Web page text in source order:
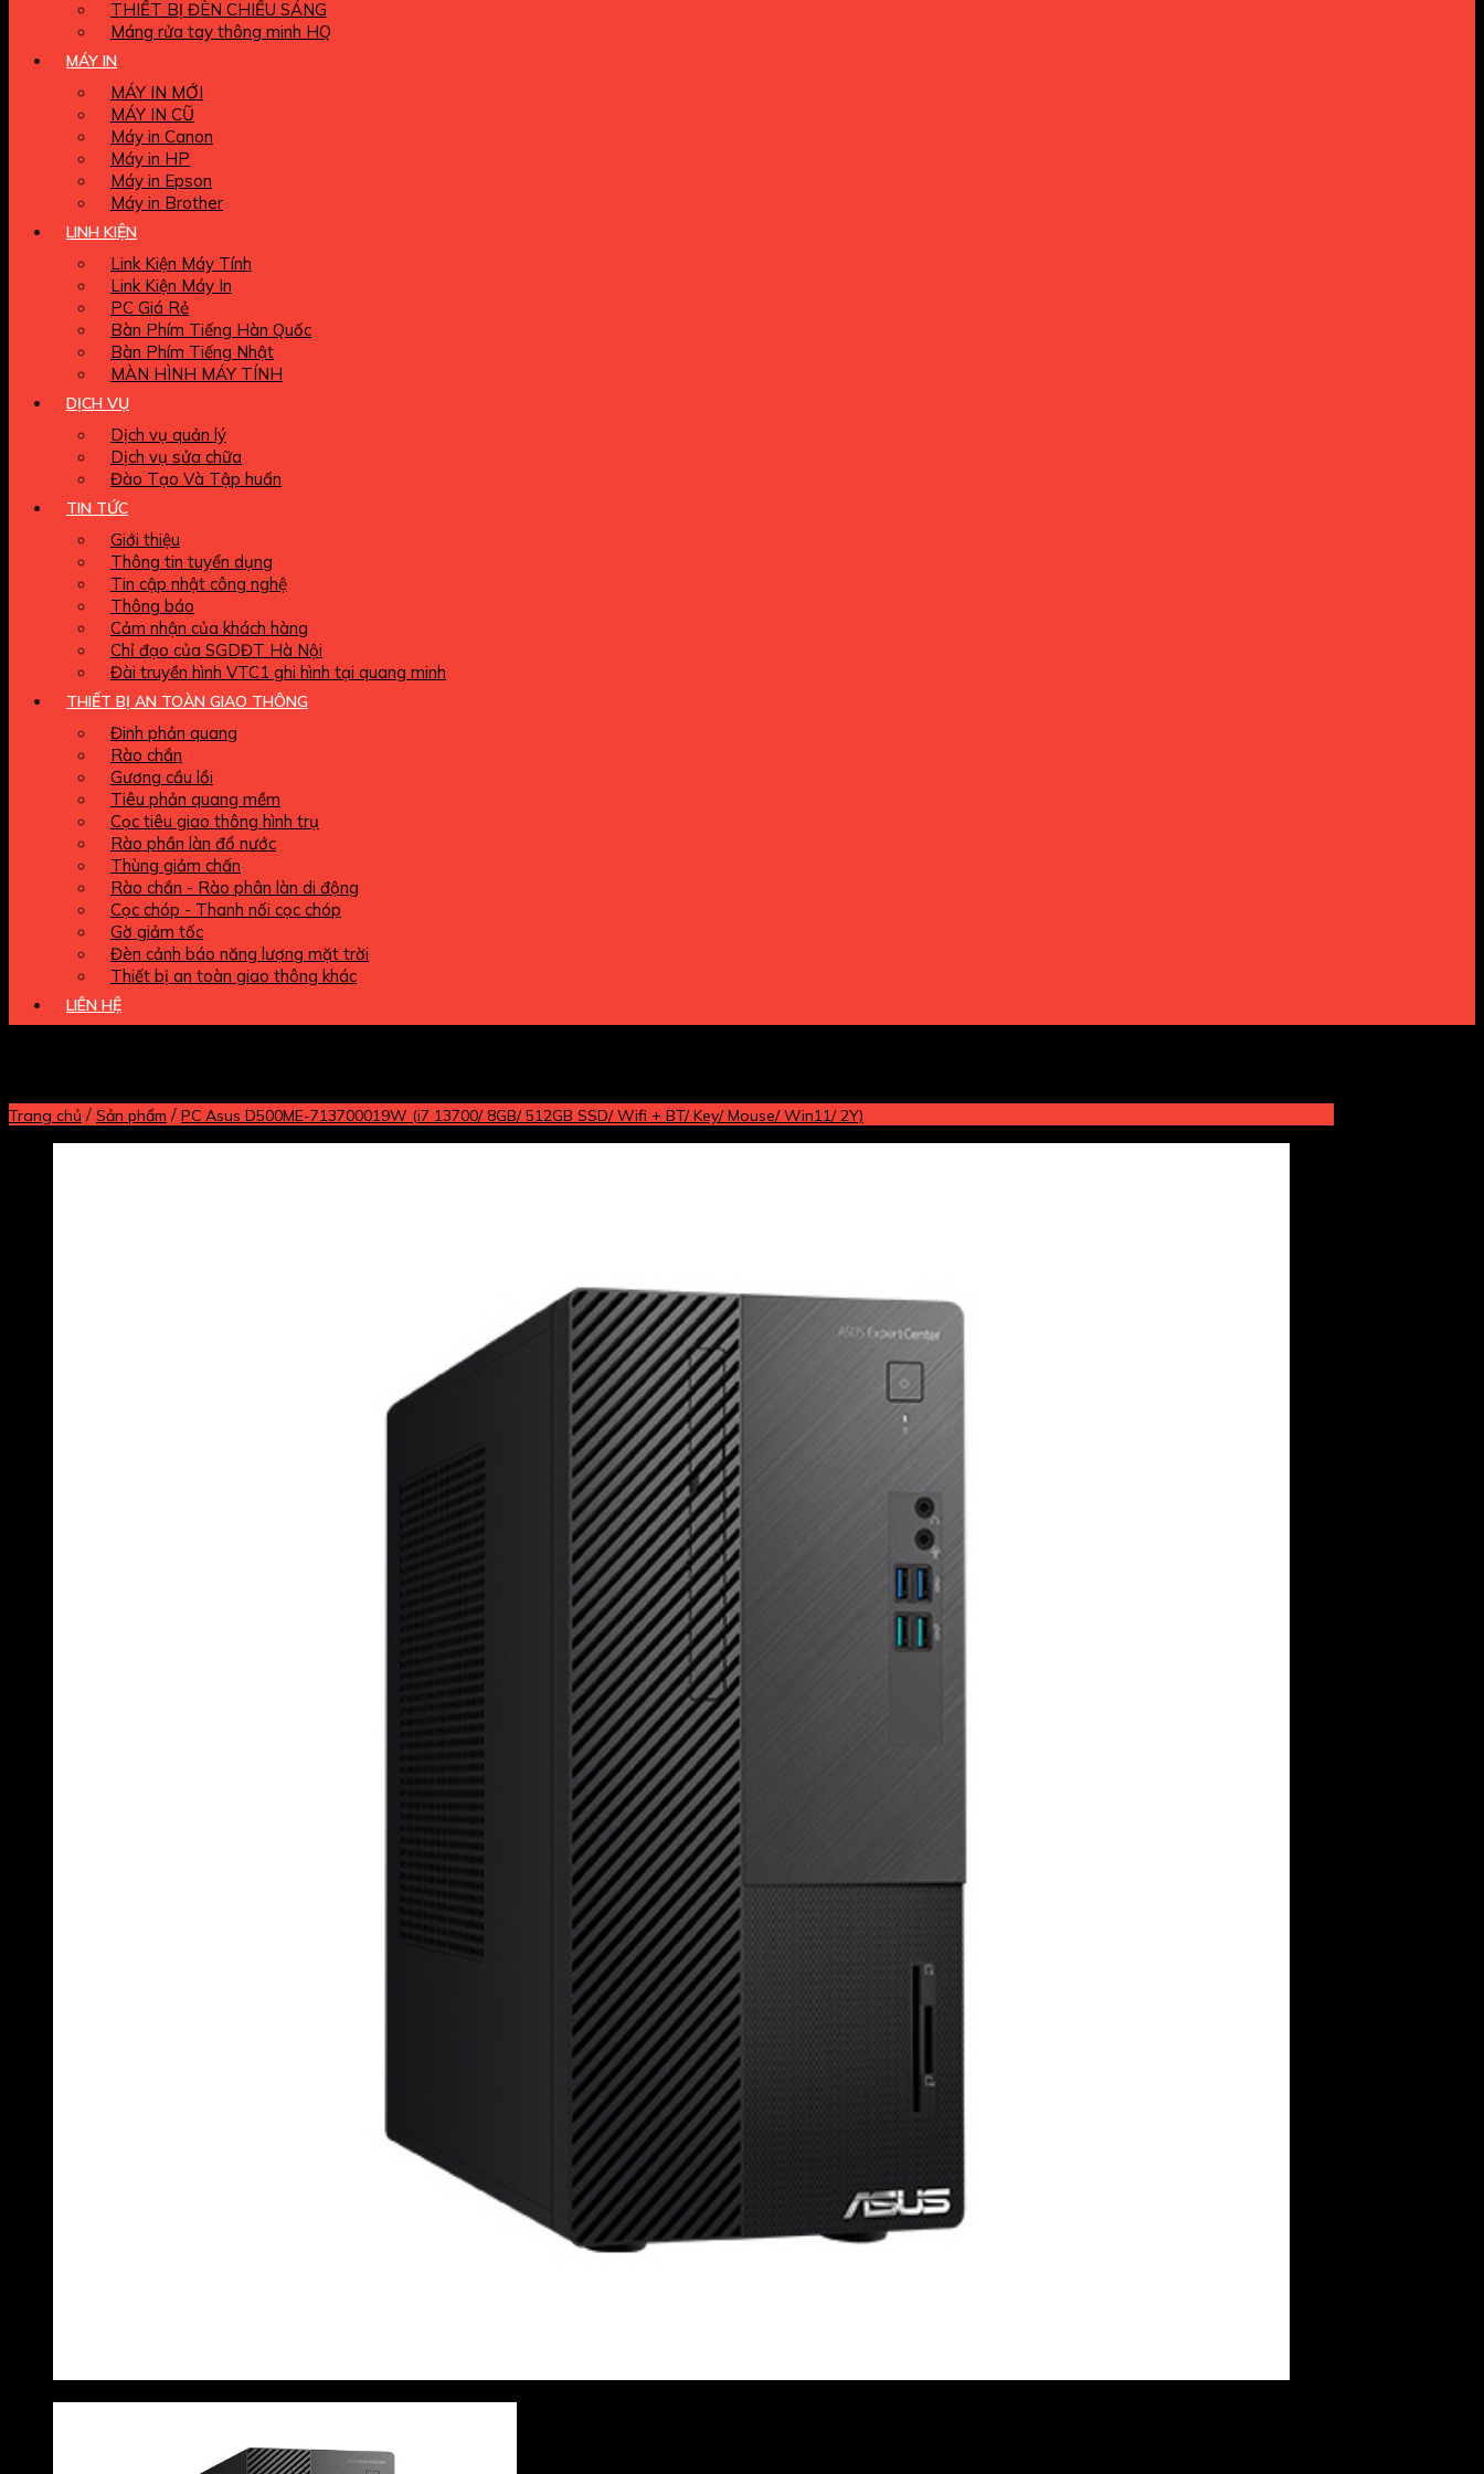
THIẾT BỊ ĐÈN CHIẾU SÁNG
Máng rửa tay thông minh HQ
MÁY IN
MÁY IN MỚI
MÁY IN CŨ
Máy in Canon
Máy in HP
Máy in Epson
Máy in Brother
LINH KIỆN
Link Kiện Máy Tính
Link Kiện Máy In
PC Giá Rẻ
Bàn Phím Tiếng Hàn Quốc
Bàn Phím Tiếng Nhật
MÀN HÌNH MÁY TÍNH
DỊCH VỤ
Dịch vụ quản lý
Dịch vụ sửa chữa
Đào Tạo Và Tập huấn
TIN TỨC
Giới thiệu
Thông tin tuyển dụng
Tin cập nhật công nghệ
Thông báo
Cảm nhận của khách hàng
Chỉ đạo của SGDĐT Hà Nội
Đài truyền hình VTC1 ghi hình tại quang minh
THIẾT BỊ AN TOÀN GIAO THÔNG
Đinh phản quang
Rào chắn
Gương cầu lồi
Tiêu phản quang mềm
Cọc tiêu giao thông hình trụ
Rào phần làn đổ nước
Thùng giảm chấn
Rào chắn - Rào phân làn di động
Cọc chóp - Thanh nối cọc chóp
Gờ giảm tốc
Đèn cảnh báo năng lượng mặt trời
Thiết bị an toàn giao thông khác
LIÊN HỆ
Trang chủ / Sản phẩm / PC Asus D500ME-713700019W (i7 13700/ 8GB/ 512GB SSD/ Wifi + BT/ Key/ Mouse/ Win11/ 2Y)